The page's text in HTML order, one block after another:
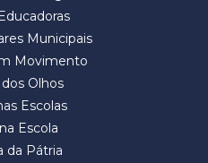
Municipais
Movimento
Olhos
Escolas
Escola
da Pátria